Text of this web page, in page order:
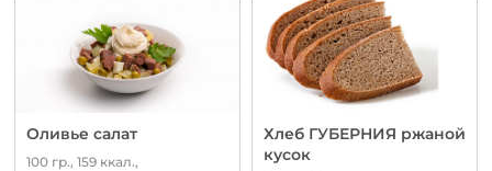
Оливье салат
100 гр., 159 ккал.,
Хлеб ГУБЕРНИЯ ржаной
кусок